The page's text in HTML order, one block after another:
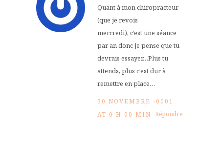
Quant à mon chiropracteur
(que je revois
mercredi), c’est une séance
par an donc je pense que tu
devrais essayer…Plus tu
attends, plus c’est dur à
remettre en place…
30 NOVEMBRE -0001
AT 0 H 00 MIN Répondre